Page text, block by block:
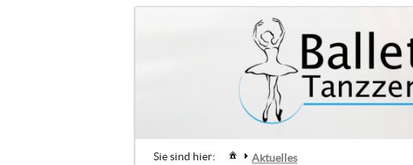
Sie sind hier: Aktuelles